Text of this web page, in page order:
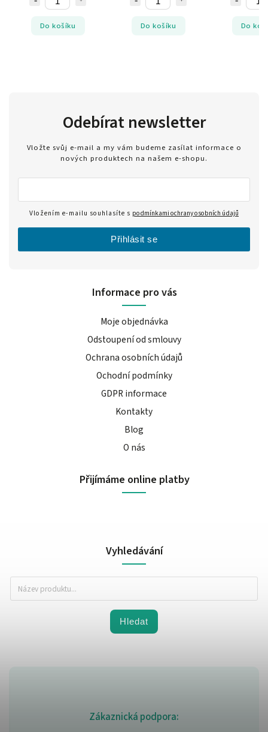
Do košíku Do košíku Do
Zákaznická podpora:
Informace pro vás
Moje objednávka
Odstoupení od smlouvy
Ochrana osobních údajů
Ochodní podmínky
GDPR informace
Kontakty
Blog
O nás
Přijímáme online platby
Vyhledávání
Hledat
Odebírat newsletter
Vložte svůj e-mail a my vám budeme zasílat informace o
nových produktech na našem e-shopu.
Vložením e-mailu souhlasíte s podmínkami ochrany osobních údajů
Přihlásit se